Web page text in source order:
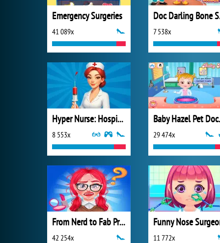
Emergency Surgeries
41 089x 7 538x
Hyper Nurse: Hospital Games
8 553x 29 474x
From Nerd to Fab Prom Edition
42 254x
Funny Nose
11 772x